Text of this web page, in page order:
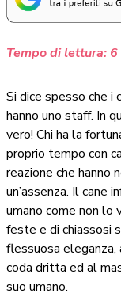
Tempo di lettura: 6
Si dice spesso che i
hanno uno staff. In
vero! Chi ha la
proprio tempo con
reazione che hanno
un’assenza. Il cane
umano come non lo
feste e di chiassosi
flessuosa
coda dritta ed al
suo umano.